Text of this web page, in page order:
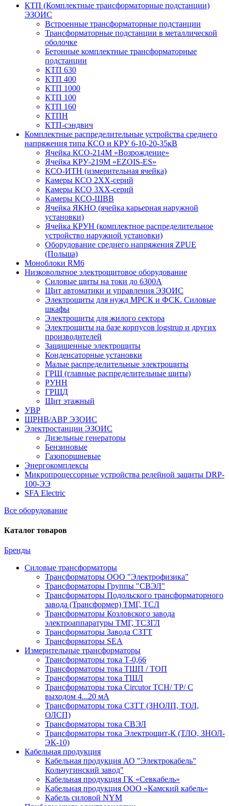
КТП (Комплектные трансформаторные подстанции)
ЭЗОИС
Встроенные трансформаторные подстанции
Трансформаторные подстанции в металлической
оболочке
Бетонные комплектные трансформаторные
подстанции
КТП 630
КТП 400
КТП 1000
КТП 100
КТП 160
КТПН
КТП-сэндвич
Комплектные распределительные устройства среднего
напряжения типа КСО и КРУ 6-10-20-35кВ
Ячейка КСО-214М «Возрождение»
Ячейка КРУ-219М «EZOIS-ES»
КСО-ИТН (измерительная ячейка)
Камеры КСО 2ХХ-серий
Камеры КСО 3ХХ-серий
Камеры КСО-ШВВ
Ячейка ЯКНО (ячейка карьерная наружной
установки)
Ячейка КРУН (комплектное распределительное
устройство наружной установки)
Оборудование среднего напряжения ZPUE
(Польша)
Моноблоки RM6
Низковольтное электрощитовое оборудование
Силовые щиты на токи до 6300А
Щит автоматики и управления ЭЗОИС
Электрощиты для нужд МРСК и ФСК. Силовые
шкафы
Электрощиты для жилого сектора
Электрощиты на базе корпусов logstrup и других
производителей
Защищенные электрощиты
Конденсаторные установки
Малые распределительные электрощиты
ГРЩ (главные распределительные щиты)
РУНН
ГРЩД
Щит этажный
УВР
ЩРНВ/АВР ЭЗОИС
Электростанции ЭЗОИС
Дизельные генераторы
Бензиновые
Газопоршневые
Энергокомплексы
Микропроцессорные устройства релейной защиты DRP-
100-ЭЭ
SFA Electric
Все оборудование
Каталог товаров
Бренды
Силовые трансформаторы
Трансформаторы ООО "Электрофизика"
Трансформаторы Группы "СВЭЛ"
Трансформаторы Подольского трансформаторного
завода (Трансформер) ТМГ, ТСЛ
Трансформаторы Козловского завода
электроаппаратуры ТМГ, ТСЗГЛ
Трансформаторы Завода СЗТТ
Трансформаторы SEA
Измерительные трансформаторы
Трансформаторы тока Т-0,66
Трансформаторы тока ТШП / ТОП
Трансформаторы тока ТШЛ
Трансформаторы тока Circutor TCH/ TP/ С
выходом 4...20 мА
Трансформаторы тока СЗТТ (ЗНОЛП, ТОЛ,
ОЛСП)
Трансформаторы тока СВЭЛ
Трансформаторы тока Электрощит-К (ТЛО, ЗНОЛ-
ЭК-10)
Кабельная продукция
Кабельная продукция АО "Электрокабель"
Кольчугинский завод"
Кабельная продукция ГК «Севкабель»
Кабельная продукция ООО «Камский кабель»
Кабель силовой NYM